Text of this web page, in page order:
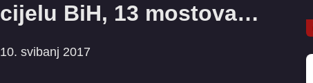
cijelu BiH, 13 mostova…
10. svibanj 2017